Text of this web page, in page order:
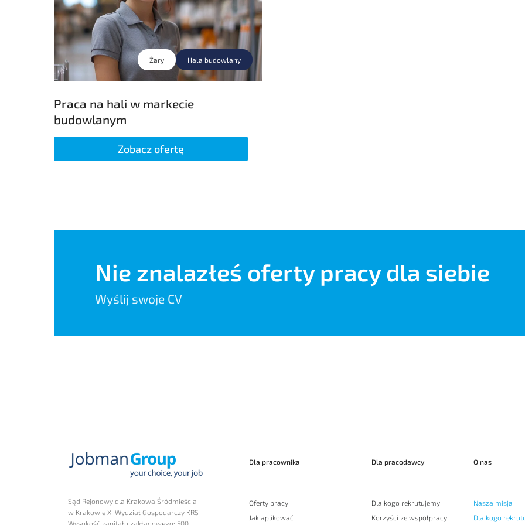
Żary Hala budowlany
Praca na hali w markecie
budowlanym
Zobacz ofertę
Nie znalazłeś oferty pracy dla siebie
Wyślij swoje CV
Sąd Rejonowy dla Krakowa Śródmieścia
w Krakowie XI Wydział Gospodarczy KRS
Dla pracownika
Oferty pracy
Jak aplikować
Dla pracodawcy
Dla kogo rekrutujemy
Korzyści ze współpracy
O nas
Nasza misja
Dla kogo